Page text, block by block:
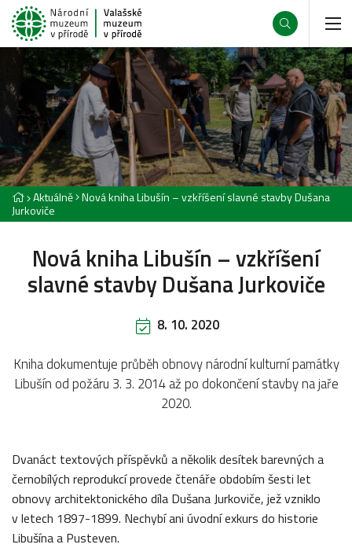
Aktuálně Nová kniha Libušín – vzkříšení slavné stavby Dušana
Jurkoviče
Nová kniha Libušín – vzkříšení
slavné stavby Dušana Jurkoviče
8. 10. 2020
Kniha dokumentuje průběh obnovy národní kulturní památky
Libušín od požáru 3. 3. 2014 až po dokončení stavby na jaře
2020.
Dvanáct textových příspěvků a několik desítek barevných a
černobílých reprodukcí provede čtenáře obdobím šesti let
obnovy architektonického díla Dušana Jurkoviče, jež vzniklo
v letech 1897-1899. Nechybí ani úvodní exkurs do historie
Libušína a Pusteven.